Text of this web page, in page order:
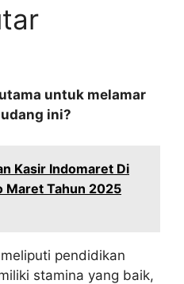
untuk melamar
ini?
Kasir Indomaret Di
Maret Tahun 2025
pendidikan
stamina yang baik,